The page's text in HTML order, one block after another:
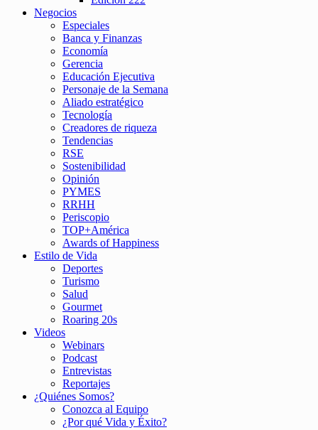
Negocios
Especiales
Banca y Finanzas
Economía
Gerencia
Educación Ejecutiva
Personaje de la Semana
Aliado estratégico
Tecnología
Creadores de riqueza
Tendencias
RSE
Sostenibilidad
Opinión
PYMES
RRHH
Periscopio
TOP+América
Awards of Happiness
Estilo de Vida
Deportes
Turismo
Salud
Gourmet
Roaring 20s
Videos
Webinars
Podcast
Entrevistas
Reportajes
¿Quiénes Somos?
Conozca al Equipo
¿Por qué Vida y Éxito?